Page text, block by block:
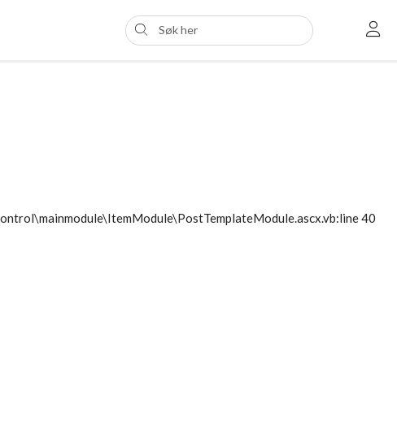
40